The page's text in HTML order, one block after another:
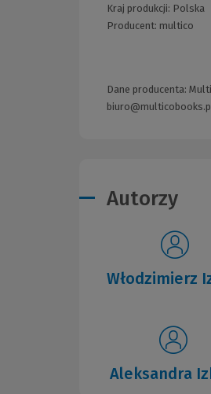
Kraj produkcji: Polska
Producent: multico
Dane producenta:
Autorzy
Włodzimierz
Aleksandra